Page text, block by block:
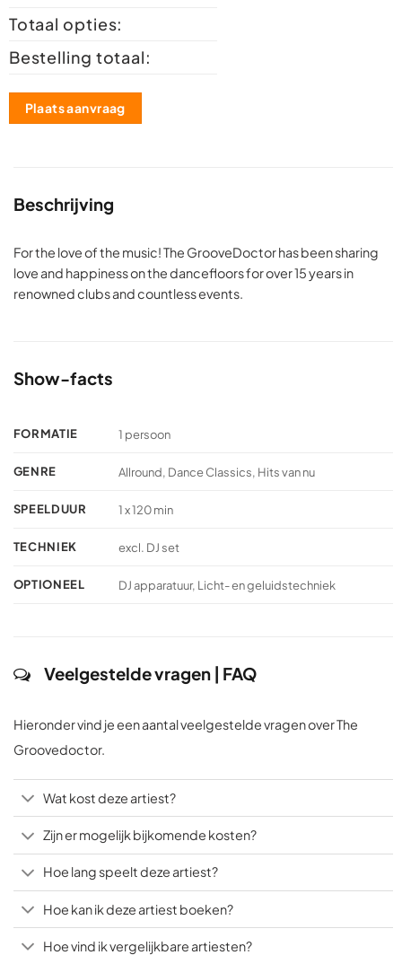
Totaal opties:
Bestelling totaal:
Plaats aanvraag
Beschrijving
For the love of the music! The GrooveDoctor has been sharing
love and happiness on the dancefloors for over 15 years in
renowned clubs and countless events.
Show-facts
FORMATIE 1 persoon
GENRE Allround, Dance Classics, Hits van nu
SPEELDUUR 1 x 120 min
TECHNIEK excl. DJ set
OPTIONEEL DJ apparatuur, Licht- en geluidstechniek
Veelgestelde vragen | FAQ
Hieronder vind je een aantal veelgestelde vragen over The
Groovedoctor.
Wat kost deze artiest?
Zijn er mogelijk bijkomende kosten?
Hoe lang speelt deze artiest?
Hoe kan ik deze artiest boeken?
Hoe vind ik vergelijkbare artiesten?